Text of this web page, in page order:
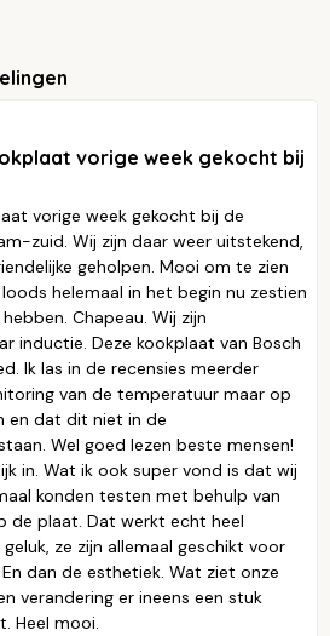
vorige week gekocht bij
vorige week gekocht bij de
zuid. Wij zijn daar weer uitstekend,
geholpen. Mooi om te zien
helemaal in het begin nu zestien
Chapeau. Wij zijn
inductie. Deze kookplaat van Bosch
Ik las in de recensies meerder
van de temperatuur maar op
en dat dit niet in de
Wel goed lezen beste mensen!
in. Wat ik ook super vond is dat wij
konden testen met behulp van
de plaat. Dat werkt echt heel
ze zijn allemaal geschikt voor
dan de esthetiek. Wat ziet onze
verandering er ineens een stuk
Heel mooi.